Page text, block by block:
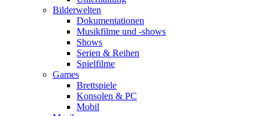
Bilderwelten
Dokumentationen
Musikfilme und -shows
Shows
Serien & Reihen
Spielfilme
Games
Brettspiele
Konsolen & PC
Mobil